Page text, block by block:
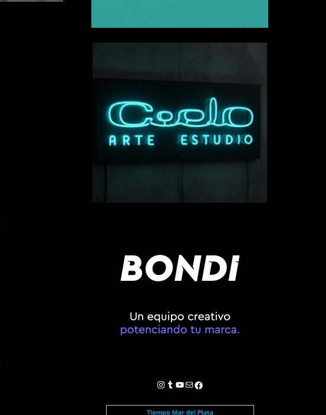
Instagram
Tumblr
YouTube
Correo electrónico
Facebook